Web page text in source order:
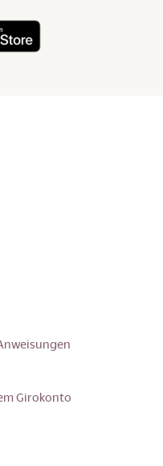
Girokonto